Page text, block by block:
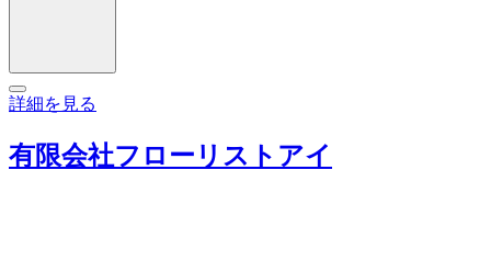
詳細を見る
有限会社フローリストアイ